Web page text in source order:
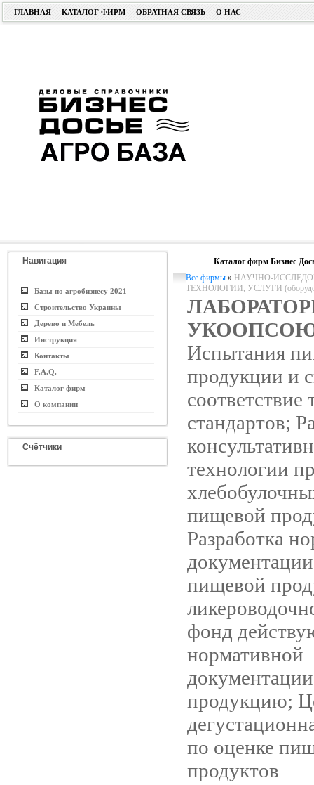
ГЛАВНАЯ КАТАЛОГ ФИРМ ОБРАТНАЯ СВЯЗЬ О НАС
Навигация
Базы по агробизнесу 2021
Строительство Украины
Дерево и Мебель
Инструкция
Контакты
F.A.Q.
Каталог фирм
О компании
Счётчики
Каталог фирм Бизнес
Все фирмы » НАУЧНО-
ТЕХНОЛОГИИ, УСЛУГИ
Испытания
продукции и
соответствие
стандартов;
технологии
пищевой
Разработка
пищевой
фонд
нормативной
продукцию;
по оценке
продуктов